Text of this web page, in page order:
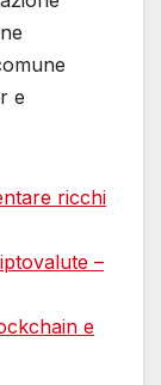
e
ricchi
–
e